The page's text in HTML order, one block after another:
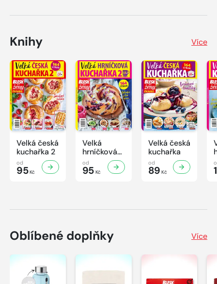
Knihy Více
Velká česká
kuchařka 2
od
95Kč
Velká
hrníčková
kuchařka II
od
95Kč
Velká česká
kuchařka
od
89 Kč
Oblíbené doplňky Více